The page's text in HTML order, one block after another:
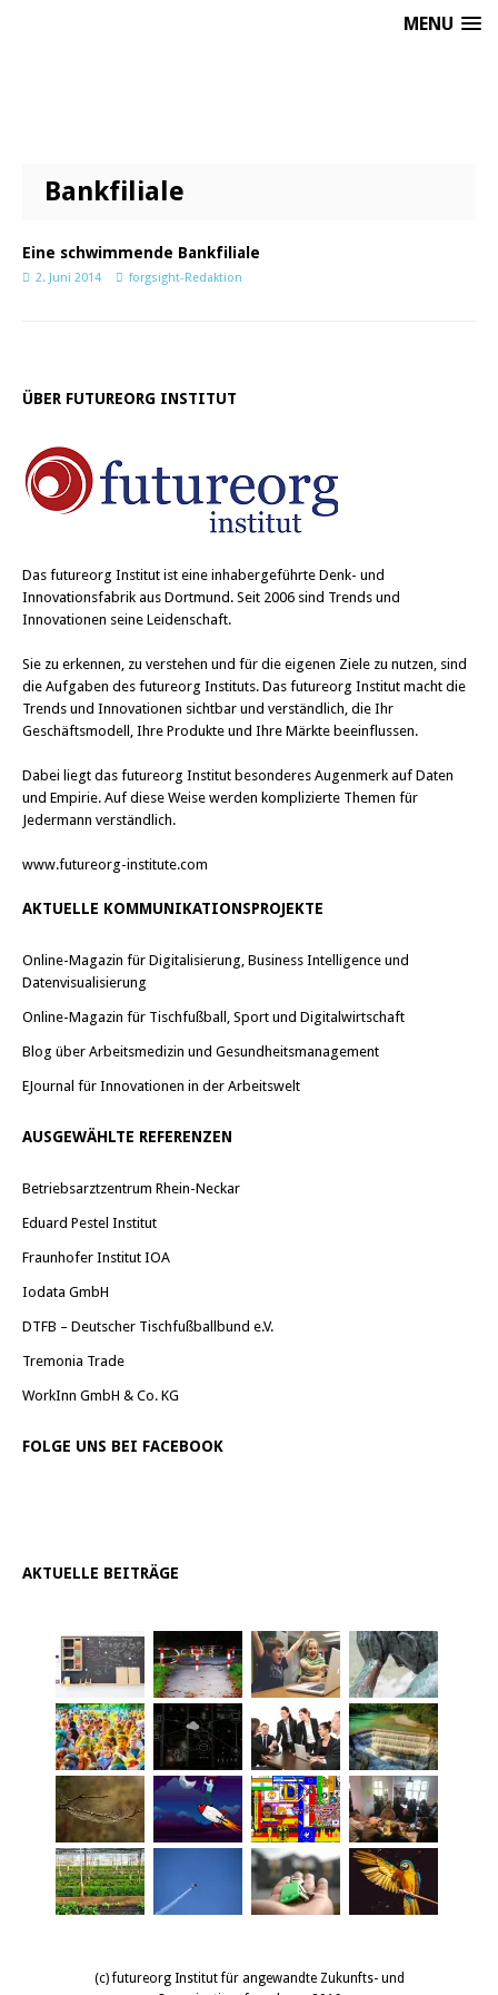
MENU
Bankfiliale
Eine schwimmende Bankfiliale
2. Juni 2014 forgsight-Redaktion
ÜBER FUTUREORG INSTITUT
Das futureorg Institut ist eine inhabergeführte Denk- und
Innovationsfabrik aus Dortmund. Seit 2006 sind Trends und
Innovationen seine Leidenschaft.
Sie zu erkennen, zu verstehen und für die eigenen Ziele zu nutzen, sind
die Aufgaben des futureorg Instituts. Das futureorg Institut macht die
Trends und Innovationen sichtbar und verständlich, die Ihr
Geschäftsmodell, Ihre Produkte und Ihre Märkte beeinflussen.
Dabei liegt das futureorg Institut besonderes Augenmerk auf Daten
und Empirie. Auf diese Weise werden komplizierte Themen für
Jedermann verständlich.
www.futureorg-institute.com
AKTUELLE KOMMUNIKATIONSPROJEKTE
Online-Magazin für Digitalisierung, Business Intelligence und
Datenvisualisierung
Online-Magazin für Tischfußball, Sport und Digitalwirtschaft
Blog über Arbeitsmedizin und Gesundheitsmanagement
EJournal für Innovationen in der Arbeitswelt
AUSGEWÄHLTE REFERENZEN
Betriebsarztzentrum Rhein-Neckar
Eduard Pestel Institut
Fraunhofer Institut IOA
Iodata GmbH
DTFB – Deutscher Tischfußballbund e.V.
Tremonia Trade
WorkInn GmbH & Co. KG
FOLGE UNS BEI FACEBOOK
AKTUELLE BEITRÄGE
(c) futureorg Institut für angewandte Zukunfts- und